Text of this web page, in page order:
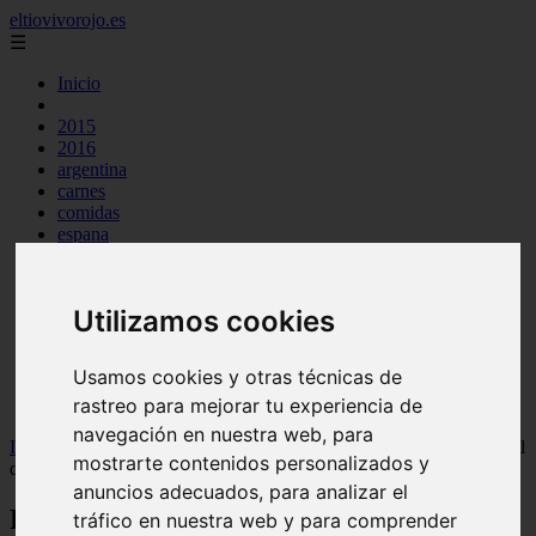
Utilizamos cookies
Usamos cookies y otras técnicas de
rastreo para mejorar tu experiencia de
navegación en nuestra web, para
mostrarte contenidos personalizados y
anuncios adecuados, para analizar el
tráfico en nuestra web y para comprender
eltiovivorojo.es
☰
Inicio
2015
2016
argentina
carnes
comidas
espana
postres
venezuela
verduras
Inicio
recetas >Receta de bonito al horno gallega: delicioso y fácil
de preparar
Receta de bonito al horno gallega: